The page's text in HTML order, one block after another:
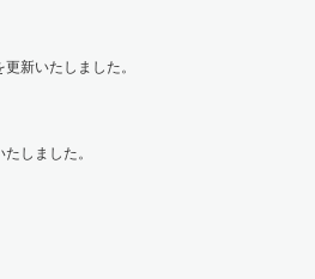
新いたしました。
しました。